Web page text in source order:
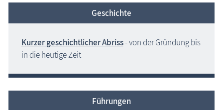
Geschichte
Kurzer geschichtlicher Abriss- von der Gründung bis
in die heutige Zeit
Führungen